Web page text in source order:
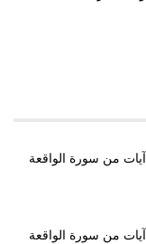
من سورة الواقعة
من سورة الواقعة